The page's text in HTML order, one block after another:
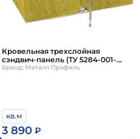
Кровельная трехслойная
сэндвич-панель (ТУ 5284-001-
37144780-2012)
Бренд: Металл Профиль
кв.м
3 890 ₽